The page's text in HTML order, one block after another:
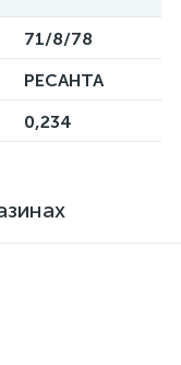
71/8/78
РЕСАНТА
0,234